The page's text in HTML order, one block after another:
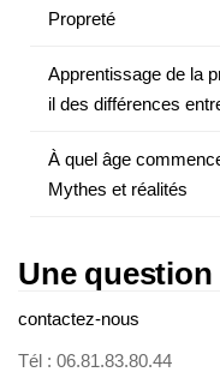
Propreté
Apprentissage de la
il des différences
À quel âge
Mythes et réalités
Une question
contactez-nous
Tél : 06.81.83.80.44